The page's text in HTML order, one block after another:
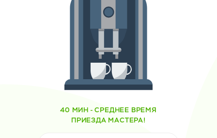
40 МИН - СРЕДНЕЕ ВРЕМЯ
ПРИЕЗДА МАСТЕРА!